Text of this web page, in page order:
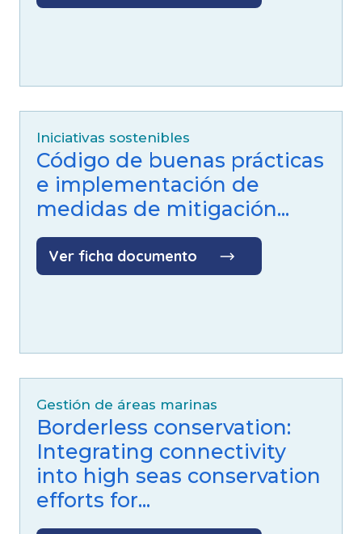
Iniciativas sostenibles
Código de buenas prácticas
e implementación de
medidas de mitigación...
Ver ficha documento
Gestión de áreas marinas
Borderless conservation:
Integrating connectivity
into high seas conservation
efforts for...